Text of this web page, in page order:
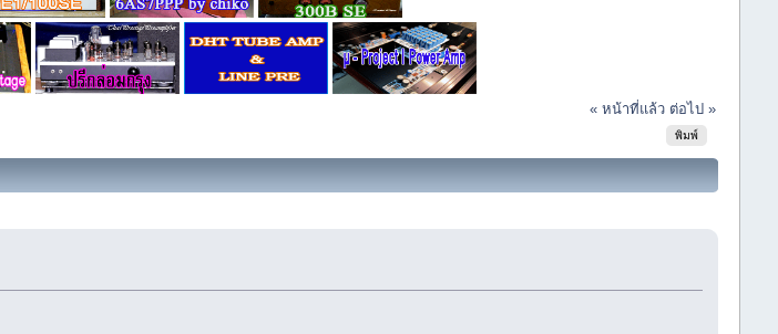
« หน้าที่แล้ว ต่อไป »
พิมพ์